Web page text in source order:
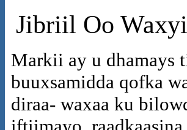
Jibriil Oo
Markii ay u dhamays
buuxsamidda qofka
diraa- waxaa ku